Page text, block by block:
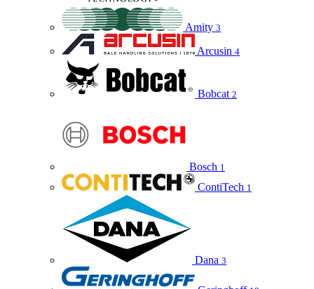
Amity 3
Arcusin 4
Bobcat 2
Bosch 1
ContiTech 1
Dana 3